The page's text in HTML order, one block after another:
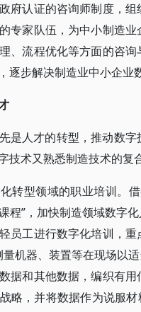
府认证的咨询师制度，
专家队伍，为中小制造
、流程优化等方面的咨
逐步解决制造业中小企业
是人才的转型，推动数
技术又熟悉制造技术的复
转型领域的职业培训。
程”，加快制造领域数字
员工进行数字化培训，
机器、装置等在现场以
据和其他数据，编织有
略，并将数据作为说服